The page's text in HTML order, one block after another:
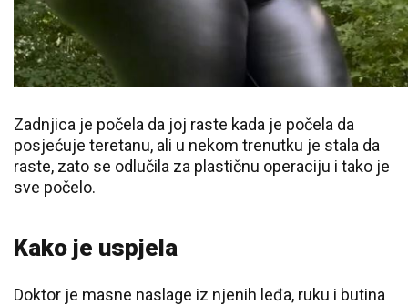
Zadnjica je počela da joj raste kada je počela da
posjećuje teretanu, ali u nekom trenutku je stala da
raste, zato se odlučila za plastičnu operaciju i tako je
sve počelo.
Kako je uspjela
Doktor je masne naslage iz njenih leđa, ruku i butina